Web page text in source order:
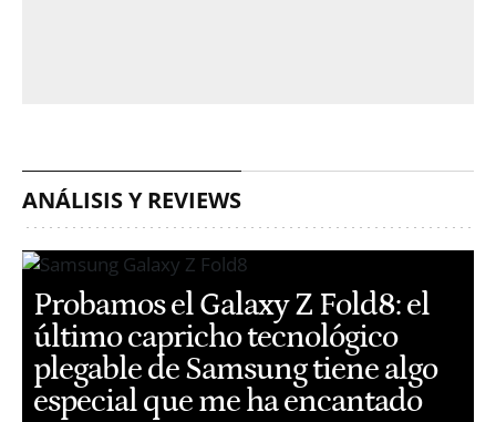
ANÁLISIS Y REVIEWS
Probamos el Galaxy Z Fold8: el
último capricho tecnológico
plegable de Samsung tiene algo
especial que me ha encantado